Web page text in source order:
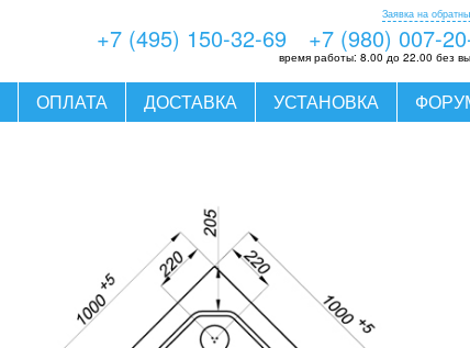
+7 (495) 150-32-69 +7 (980) 007-
Заявка на
время работы: 8.00 до 22.00 без
ОПЛАТА ДОСТАВКА УСТАНОВКА